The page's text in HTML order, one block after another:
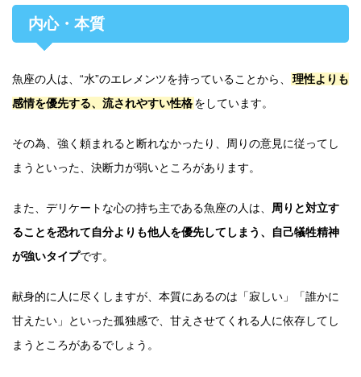
内心・本質
魚座の人は、“水”のエレメンツを持っていることから、
理性よりも
感情を優先する、流されやすい性格をしています。
その為、強く頼まれると断れなかったり、周りの意見に従ってし
まうといった、決断力が弱いところがあります。
また、デリケートな心の持ち主である魚座の人は、 周りと対立す
ることを恐れて自分よりも他人を優先してしまう、自己犠牲精神
が強いタイプです。
献身的に人に尽くしますが、本質にあるのは「寂しい」「誰かに
甘えたい」といった孤独感で、甘えさせてくれる人に依存してし
まうところがあるでしょう。